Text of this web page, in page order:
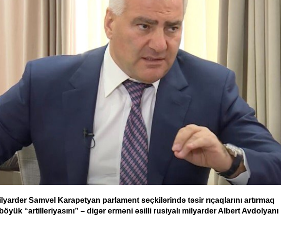
Samvel Karapetyan parlament seçkilərində təsir rıçaqlarını artırmaq
“artilleriyasını” – digər erməni əsilli rusiyalı milyarder Albert Avdolyanı